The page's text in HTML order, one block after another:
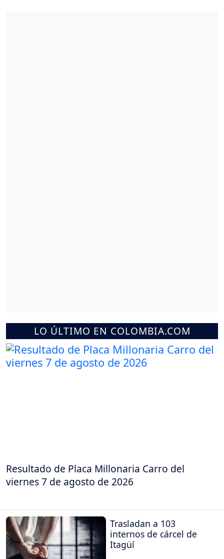
LO ÚLTIMO EN COLOMBIA.COM
Resultado de Placa Millonaria Carro del
viernes 7 de agosto de 2026
Trasladan a 103
internos de cárcel de
Itagüí